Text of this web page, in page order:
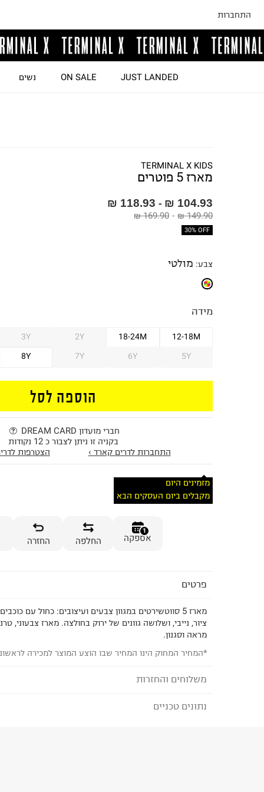
התחברות
JUST LANDED
ON SALE נשים
TERMINAL X KIDS
מארז 5 פוטרים
104.93 ₪
-
118.93 ₪
149.90 ₪
-
169.90 ₪
30% OFF
צבע: מולטי
מידה
12-18M
18-24M
2Y
3Y
5Y
6Y
7Y
8Y
הוספה לסל
חברי מועדון DREAM CARD
בקניה זו ניתן לצבור כ 12 נקודות
התחברות לדרים קארד ›
הצטרפות
מזמינים היום
מקבלים ביום העסקים הבא
1
אספקה החלפה החזרה
פרטים
מארז 5 סווטשירטים במגוון צבעים ועיצובים: כחול עם
ציור, נייבי, ושלושה גוונים של ירוק בחולצה. מארז צבעוני,
מראה וסגנון.
*המחיר המחוק הינו המחיר שבו הוצע המוצר למכירה
משלוחים והחזרות
לבחירת בשיטת המשלוח המתאימה לכם,
נתונים טכניים